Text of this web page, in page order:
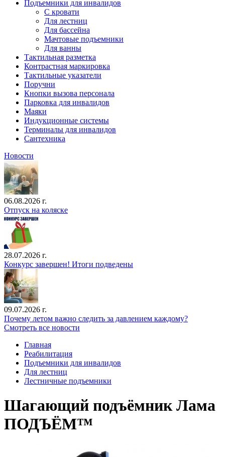
Подъемники для инвалидов
С кровати
Для лестниц
Для бассейна
Мачтовые подъемники
Для ванны
Тактильная разметка
Контрастная маркировка
Тактильные указатели
Поручни
Кнопки вызова персонала
Парковка для инвалидов
Маяки
Индукционные системы
Терминалы для инвалидов
Сантехника
Новости
06.08.2026 г.
Отпуск на коляске
28.07.2026 г.
Конкурс завершен! Итоги подведены
09.07.2026 г.
Почему летом важно следить за давлением каждому?
Смотреть все новости
Главная
Реабилитация
Подъемники для инвалидов
Для лестниц
Лестничные подъемники
Шагающий подъёмник Лама
ПОДЪЁМ™